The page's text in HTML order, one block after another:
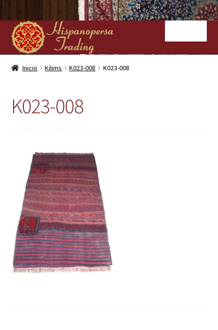
Ir
a
la
navegación
Ir
al
contenido
Inicio
Contacto
Inicio Kilims K023-008 K023-008
K023-008